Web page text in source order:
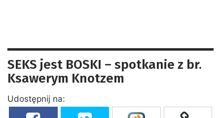
SEKS jest BOSKI – spotkanie z br.
Ksawerym Knotzem
Udostępnij na: